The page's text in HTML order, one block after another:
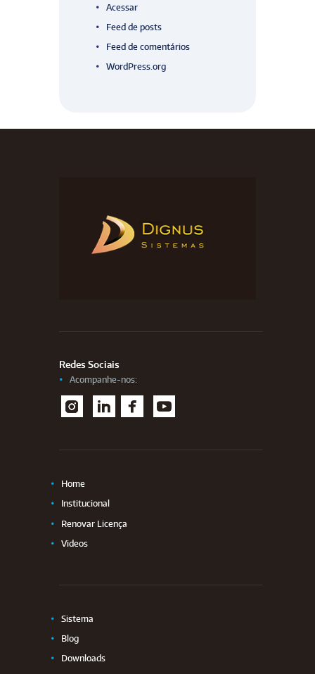
Acessar
Feed de posts
Feed de comentários
WordPress.org
Redes Sociais
Acompanhe-nos:
nstag
inked aceb
outu
Home
Institucional
Renovar Licença
Videos
Sistema
Blog
Downloads